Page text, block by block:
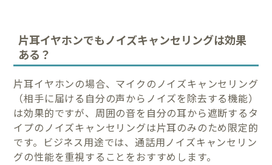
片耳イヤホンでもノイズキャンセリングは効果
ある？
片耳イヤホンの場合、マイクのノイズキャンセリング
（相手に届ける自分の声からノイズを除去する機能）
は効果的ですが、周囲の音を自分の耳から遮断するタ
イプのノイズキャンセリングは片耳のみのため限定的
です。ビジネス用途では、通話用ノイズキャンセリン
グの性能を重視することをおすすめします。